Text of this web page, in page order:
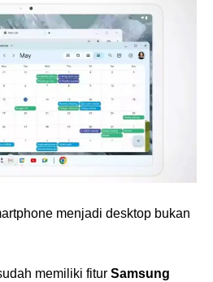
menjadi desktop bukan
memiliki fitur Samsung